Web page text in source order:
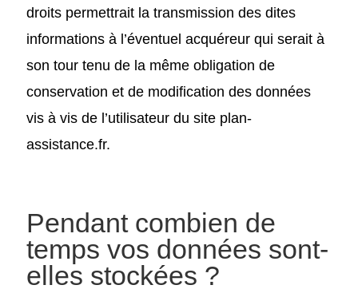
droits permettrait la transmission des dites
informations à l’éventuel acquéreur qui serait à
son tour tenu de la même obligation de
conservation et de modification des données
vis à vis de l’utilisateur du site plan-
assistance.fr.
Pendant combien de
temps vos données sont-
elles stockées ?